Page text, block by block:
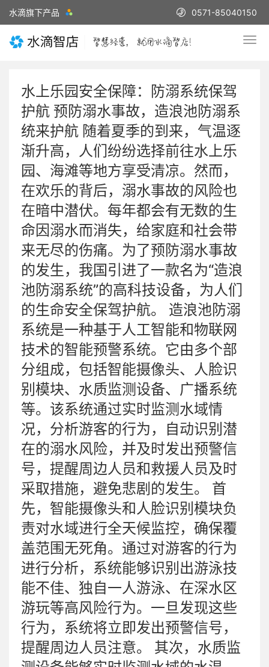
水滴旗下产品 0571-85040150
水上乐园安全保障：防溺系统保驾
护航 预防溺水事故，造浪池防溺系
统来护航 随着夏季的到来，气温逐
渐升高，人们纷纷选择前往水上乐
园、海滩等地方享受清凉。然而，
在欢乐的背后，溺水事故的风险也
在暗中潜伏。每年都会有无数的生
命因溺水而消失，给家庭和社会带
来无尽的伤痛。为了预防溺水事故
的发生，我国引进了一款名为“造浪
池防溺系统”的高科技设备，为人们
的生命安全保驾护航。 造浪池防溺
系统是一种基于人工智能和物联网
技术的智能预警系统。它由多个部
分组成，包括智能摄像头、人脸识
别模块、水质监测设备、广播系统
等。该系统通过实时监测水域情
况，分析游客的行为，自动识别潜
在的溺水风险，并及时发出预警信
号，提醒周边人员和救援人员及时
采取措施，避免悲剧的发生。 首
先，智能摄像头和人脸识别模块负
责对水域进行全天候监控，确保覆
盖范围无死角。通过对游客的行为
进行分析，系统能够识别出游泳技
能不佳、独自一人游泳、在深水区
游玩等高风险行为。一旦发现这些
行为，系统将立即发出预警信号，
提醒周边人员注意。 其次，水质监